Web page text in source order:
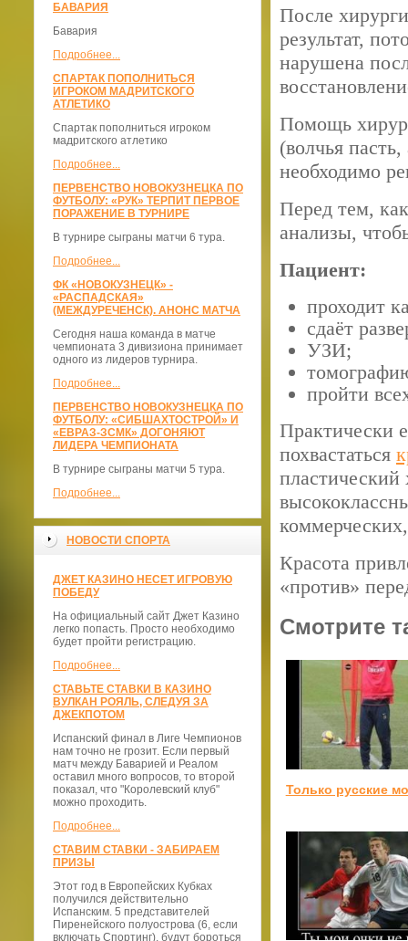
БАВАРИЯ
Бавария
Подробнее...
СПАРТАК ПОПОЛНИТЬСЯ
ИГРОКОМ МАДРИТСКОГО
АТЛЕТИКО
Спартак пополниться игроком
мадритского атлетико
Подробнее...
ПЕРВЕНСТВО НОВОКУЗНЕЦКА ПО
ФУТБОЛУ: «РУК» ТЕРПИТ ПЕРВОЕ
ПОРАЖЕНИЕ В ТУРНИРЕ
В турнире сыграны матчи 6 тура.
Подробнее...
ФК «НОВОКУЗНЕЦК» -
«РАСПАДСКАЯ»
(МЕЖДУРЕЧЕНСК). АНОНС МАТЧА
Сегодня наша команда в матче
чемпионата 3 дивизиона принимает
одного из лидеров турнира.
Подробнее...
ПЕРВЕНСТВО НОВОКУЗНЕЦКА ПО
ФУТБОЛУ: «СИБШАХТОСТРОЙ» И
«ЕВРАЗ-ЗСМК» ДОГОНЯЮТ
ЛИДЕРА ЧЕМПИОНАТА
В турнире сыграны матчи 5 тура.
Подробнее...
НОВОСТИ СПОРТА
ДЖЕТ КАЗИНО НЕСЕТ ИГРОВУЮ
ПОБЕДУ
На официальный сайт Джет Казино
легко попасть. Просто необходимо
будет пройти регистрацию.
Подробнее...
СТАВЬТЕ СТАВКИ В КАЗИНО
ВУЛКАН РОЯЛЬ, СЛЕДУЯ ЗА
ДЖЕКПОТОМ
Испанский финал в Лиге Чемпионов
нам точно не грозит. Если первый
матч между Баварией и Реалом
оставил много вопросов, то второй
показал, что "Королевский клуб"
можно проходить.
Подробнее...
СТАВИМ СТАВКИ - ЗАБИРАЕМ
ПРИЗЫ
Этот год в Европейских Кубках
получился действительно
Испанским. 5 представителей
Пиренейского полуострова (6, если
включать Спортинг), будут бороться
После
результат,
нарушена
Помощь
(волчья
необходимо
Перед тем,
анализы,
Пациент:
проходит
сдаёт
УЗИ;
пройти
Практически
похвастаться
Красота
«против»
Смотрите
Только русские